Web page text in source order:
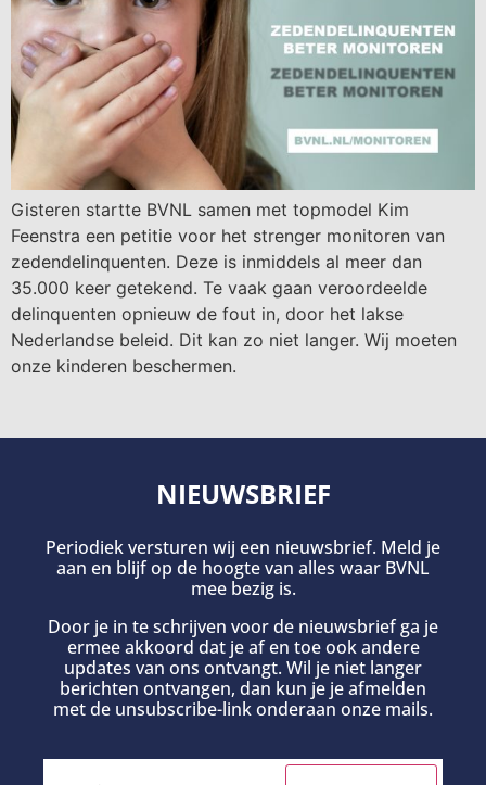
Gisteren startte BVNL samen met topmodel Kim
Feenstra een petitie voor het strenger monitoren van
zedendelinquenten. Deze is inmiddels al meer dan
35.000 keer getekend. Te vaak gaan veroordeelde
delinquenten opnieuw de fout in, door het lakse
Nederlandse beleid. Dit kan zo niet langer. Wij moeten
onze kinderen beschermen.
NIEUWSBRIEF
Periodiek versturen wij een nieuwsbrief. Meld je
aan en blijf op de hoogte van alles waar BVNL
mee bezig is.
Door je in te schrijven voor de nieuwsbrief ga je
ermee akkoord dat je af en toe ook andere
updates van ons ontvangt. Wil je niet langer
berichten ontvangen, dan kun je je afmelden
met de unsubscribe-link onderaan onze mails.